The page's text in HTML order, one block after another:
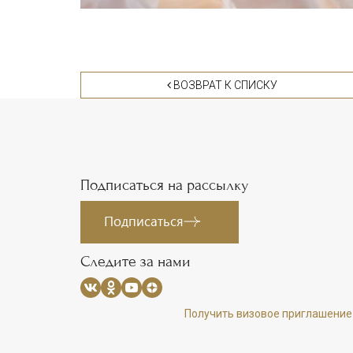
ВОЗВРАТ К СПИСКУ
Подписаться на рассылку
Подписаться
Следите за нами
Получить визовое приглашение